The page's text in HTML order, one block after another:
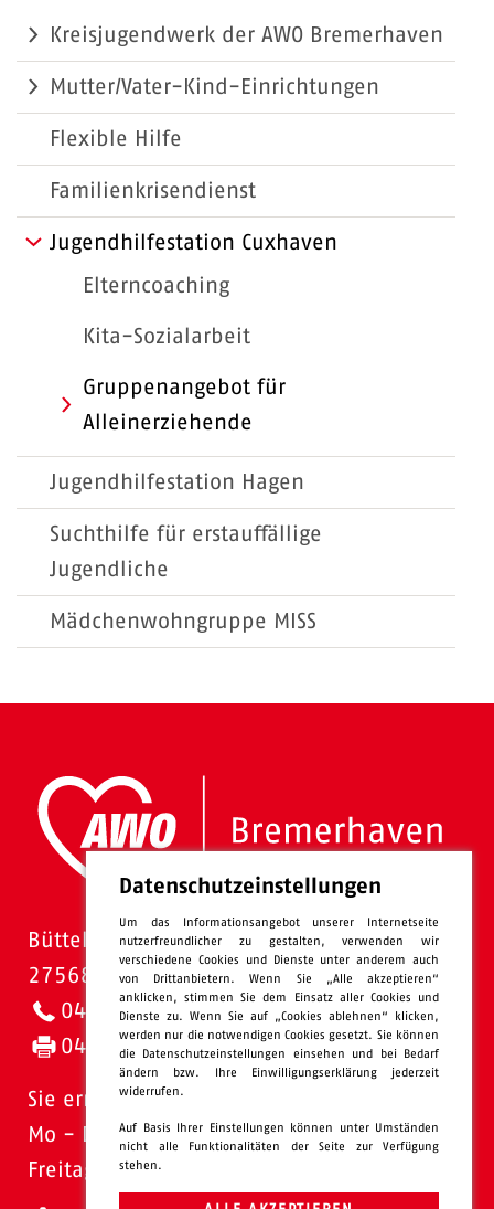
Kreisjugendwerk der AWO Bremerhaven
Mutter/Vater-Kind-Einrichtungen
Flexible Hilfe
Familienkrisendienst
Jugendhilfestation Cuxhaven
Elterncoaching
Kita-Sozialarbeit
Gruppenangebot für
Alleinerziehende
Jugendhilfestation Hagen
Suchthilfe für erstauffällige
Jugendliche
Mädchenwohngruppe MISS
Bütteler Straße 1
27568 Bremerhaven
0471 - 95 47-0
0471 - 95 47-120
Sie erreichen uns:
Mo - Do: 08.00 - 16.00 Uhr
Freitags 08.00 - 13.00 Uhr
Datenschutzeinstellungen
Um das Informationsangebot unserer Internetseite
nutzerfreundlicher zu gestalten, verwenden wir
verschiedene Cookies und Dienste unter anderem auch
von Drittanbietern. Wenn Sie „Alle akzeptieren“
anklicken, stimmen Sie dem Einsatz aller Cookies und
Dienste zu. Wenn Sie auf „Cookies ablehnen“ klicken,
werden nur die notwendigen Cookies gesetzt. Sie können
die Datenschutzeinstellungen einsehen und bei Bedarf
ändern bzw. Ihre Einwilligungserklärung jederzeit
widerrufen.
Auf Basis Ihrer Einstellungen können unter Umständen
nicht alle Funktionalitäten der Seite zur Verfügung
stehen.